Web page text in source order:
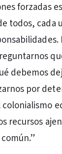
forzadas
todos, cada
debemos
por
recursos